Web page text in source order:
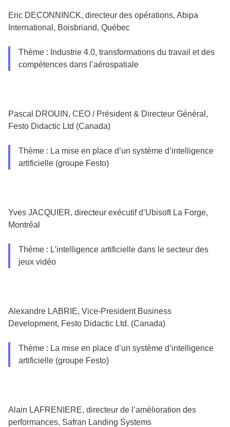
Eric DECONNINCK, directeur des opérations, Abipa
International, Boisbriand, Québec
Thème : Industrie 4.0, transformations du travail et des
compétences dans l’aérospatiale
Pascal DROUIN, CEO / Président & Directeur Général,
Festo Didactic Ltd (Canada)
Thème : La mise en place d’un système d’intelligence
artificielle (groupe Festo)
Yves JACQUIER, directeur exécutif d’Ubisoft La Forge,
Montréal
Thème : L’intelligence artificielle dans le secteur des
jeux vidéo
Alexandre LABRIE, Vice-President Business
Development, Festo Didactic Ltd. (Canada)
Thème : La mise en place d’un système d’intelligence
artificielle (groupe Festo)
Alain LAFRENIERE, directeur de l’amélioration des
performances, Safran Landing Systems